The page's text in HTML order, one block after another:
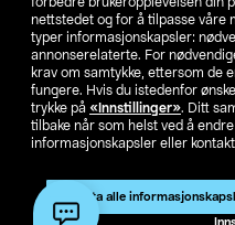
nettstedet og for å tilpasse våre
typer informasjonskapsler:
annonserelaterte. For
krav om samtykke, ettersom de
fungere. Hvis du istedenfor
trykke på «Innstillinger». Ditt
tilbake når som helst ved å
informasjonskapsler eller
Godta alle
SE
Privacy statement